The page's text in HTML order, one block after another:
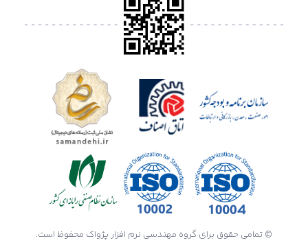
© تمامی حقوق برای گروه مهندسی نرم افزار پژواک محفوظ است.